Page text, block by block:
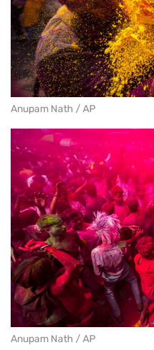
Anupam Nath / AP
Anupam Nath / AP